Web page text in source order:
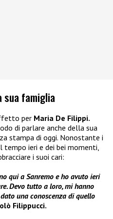
sua famiglia
per Maria De Filippi.
di parlare anche della sua
stampa di oggi. Nonostante i
ieri e dei bei momenti,
i suoi cari:
qui a Sanremo e ho avuto ieri
Devo tutto a loro, mi hanno
una conoscenza di quello
Filippucci.